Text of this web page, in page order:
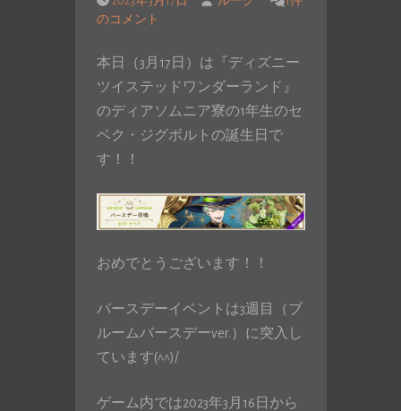
のコメント
本日（3月17日）は『ディズニー
ツイステッドワンダーランド』
のディアソムニア寮の1年生のセ
ベク・ジグボルトの誕生日で
す！！
おめでとうございます！！
バースデーイベントは3週目（ブ
ルームバースデーver.）に突入し
ています(^^)/
ゲーム内では2023年3月16日から